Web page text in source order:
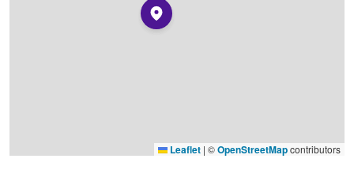
Leaflet | ©OpenStreetMapcontributors